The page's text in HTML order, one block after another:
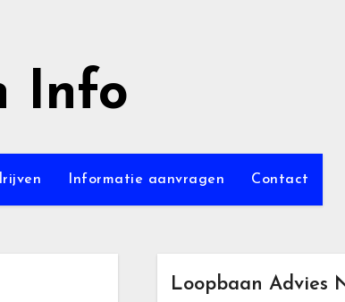
Info
Informatie aanvragen Contact
Loopbaan Advies